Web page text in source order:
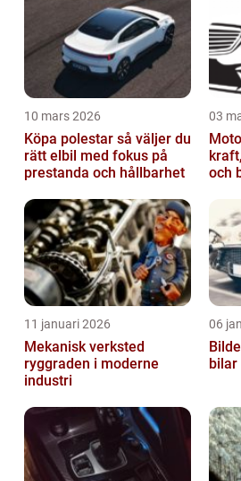
10 mars 2026
Köpa polestar så väljer du
rätt elbil med fokus på
prestanda och hållbarhet
03
och
11 januari 2026
Mekanisk verksted
ryggraden i moderne
industri
06
bilar